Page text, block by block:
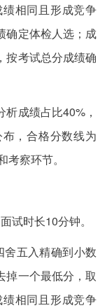
相同且形成竞争
确定体检人选；成
按考试总分成绩确
成绩占比40%，
，合格分数线为
察环节。
试时长10分钟。
舍五入精确到小数
掉一个最低分，取
相同且形成竞争